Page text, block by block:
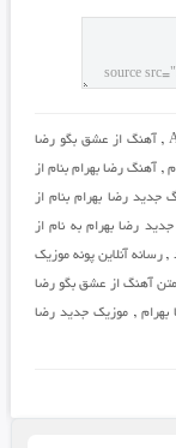
, آهنگ از عشق بگو رضا
, آهنگ رضا بهرام بنام از
جدید رضا بهرام بنام از
رضا بهرام به نام از
, رسانه آنلاین پونه موزیک
متن آهنگ از عشق بگو رضا
, موزیک جدید رضا